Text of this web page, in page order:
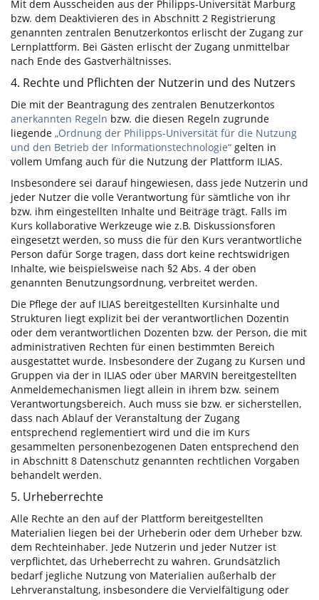
Mit dem Ausscheiden aus der Philipps-Universität Marburg
bzw. dem Deaktivieren des in Abschnitt 2 Registrierung
genannten zentralen Benutzerkontos erlischt der Zugang zur
Lernplattform. Bei Gästen erlischt der Zugang unmittelbar
nach Ende des Gastverhältnisses.
4. Rechte und Pflichten der Nutzerin und des Nutzers
Die mit der Beantragung des zentralen Benutzerkontos
anerkannten Regeln bzw. die diesen Regeln zugrunde
liegende „Ordnung der Philipps-Universität für die Nutzung
und den Betrieb der Informationstechnologie“ gelten in
vollem Umfang auch für die Nutzung der Plattform ILIAS.
Insbesondere sei darauf hingewiesen, dass jede Nutzerin und
jeder Nutzer die volle Verantwortung für sämtliche von ihr
bzw. ihm eingestellten Inhalte und Beiträge trägt. Falls im
Kurs kollaborative Werkzeuge wie z.B. Diskussionsforen
eingesetzt werden, so muss die für den Kurs verantwortliche
Person dafür Sorge tragen, dass dort keine rechtswidrigen
Inhalte, wie beispielsweise nach §2 Abs. 4 der oben
genannten Benutzungsordnung, verbreitet werden.
Die Pflege der auf ILIAS bereitgestellten Kursinhalte und
Strukturen liegt explizit bei der verantwortlichen Dozentin
oder dem verantwortlichen Dozenten bzw. der Person, die mit
administrativen Rechten für einen bestimmten Bereich
ausgestattet wurde. Insbesondere der Zugang zu Kursen und
Gruppen via der in ILIAS oder über MARVIN bereitgestellten
Anmeldemechanismen liegt allein in ihrem bzw. seinem
Verantwortungsbereich. Auch muss sie bzw. er sicherstellen,
dass nach Ablauf der Veranstaltung der Zugang
entsprechend reglementiert wird und die im Kurs
gesammelten personenbezogenen Daten entsprechend den
in Abschnitt 8 Datenschutz genannten rechtlichen Vorgaben
behandelt werden.
5. Urheberrechte
Alle Rechte an den auf der Plattform bereitgestellten
Materialien liegen bei der Urheberin oder dem Urheber bzw.
dem Rechteinhaber. Jede Nutzerin und jeder Nutzer ist
verpflichtet, das Urheberrecht zu wahren. Grundsätzlich
bedarf jegliche Nutzung von Materialien außerhalb der
Lehrveranstaltung, insbesondere die Vervielfältigung oder